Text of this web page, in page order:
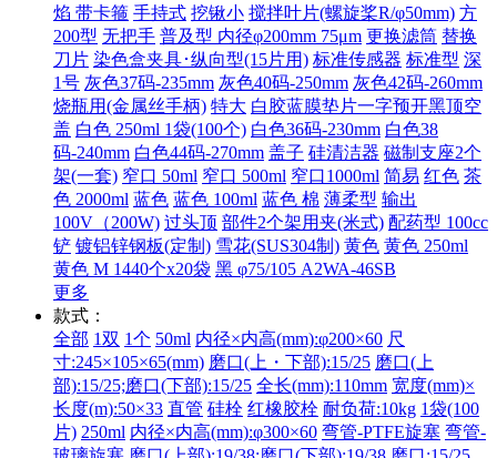
焰 带卡箍 手持式 挖锹小 搅拌叶片(螺旋桨R/φ50mm) 方
200型 无把手 普及型 内径φ200mm 75μm 更换滤筒 替换
刀片 染色盒夹具･纵向型(15片用) 标准传感器 标准型 深
1号 灰色37码-235mm 灰色40码-250mm 灰色42码-260mm
烧瓶用(金属丝手柄) 特大 白胶蓝膜垫片一字预开黑顶空
盖 白色 250ml 1袋(100个) 白色36码-230mm 白色38
码-240mm 白色44码-270mm 盖子 硅清洁器 磁制支座2个
架(一套) 窄口 50ml 窄口 500ml 窄口1000ml 简易 红色 茶
色 2000ml 蓝色 蓝色 100ml 蓝色 棉 薄柔型 输出
100V（200W) 过头顶 部件2个架用夹(米式) 配药型 100cc
铲 镀铝锌钢板(定制) 雪花(SUS304制) 黄色 黄色 250ml
黄色 M 1440个x20袋 黑 φ75/105 A2WA-46SB
更多
款式：
全部 1双 1个 50ml 内径×内高(mm):φ200×60 尺
寸:245×105×65(mm) 磨口(上・下部):15/25 磨口(上
部):15/25;磨口(下部):15/25 全长(mm):110mm 宽度(mm)×
长度(m):50×33 直管 硅栓 红橡胶栓 耐负荷:10kg 1袋(100
片) 250ml 内径×内高(mm):φ300×60 弯管-PTFE旋塞 弯管-